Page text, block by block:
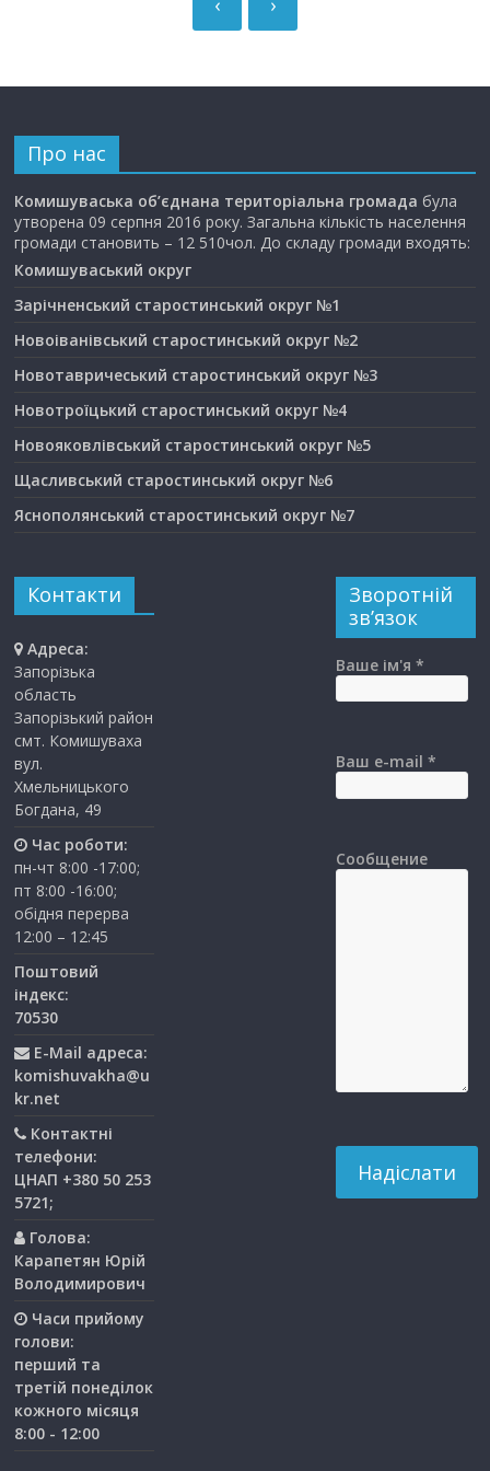
Про нас
Комишуваська об’єднана територіальна громада була
утворена 09 серпня 2016 року. Загальна кількість населення
громади становить – 12 510чол. До складу громади входять:
Комишуваський округ
Зарічненський старостинський округ №1
Новоіванівський старостинський округ №2
Новотавричеський старостинський округ №3
Новотроїцький старостинський округ №4
Новояковлівський старостинський округ №5
Щасливський старостинський округ №6
Яснополянський старостинський округ №7
Контакти
Адреса:
Запорізька
область
Запорізький район
смт. Комишуваха
вул.
Хмельницького
Богдана, 49
Час роботи:
пн-чт 8:00 -17:00;
пт 8:00 -16:00;
обідня перерва
12:00 – 12:45
Поштовий
індекс:
70530
E-Mail адреса:
komishuvakha@u
kr.net
Контактні
телефони:
ЦНАП +380 50 253
5721;
Голова:
Карапетян Юрій
Володимирович
Часи прийому
голови:
перший та
третiй понедiлок
кожного мiсяця
8:00 - 12:00
Зворотній
зв’язок
Ваше ім'я *
Ваш e-mail *
Сообщение